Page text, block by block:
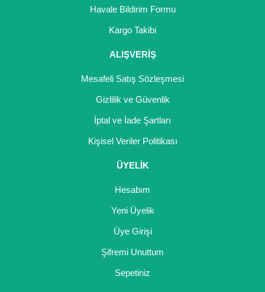
Havale Bildirim Formu
Kargo Takibi
ALIŞVERİŞ
Mesafeli Satış Sözleşmesi
Gizlilik ve Güvenlik
İptal ve İade Şartları
Kişisel Veriler Politikası
ÜYELİK
Hesabım
Yeni Üyelik
Üye Girişi
Şifremi Unuttum
Sepetiniz